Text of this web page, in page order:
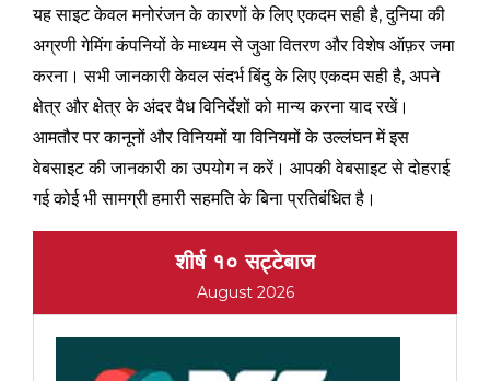
यह साइट केवल मनोरंजन के कारणों के लिए एकदम सही है, दुनिया की
अग्रणी गेमिंग कंपनियों के माध्यम से जुआ वितरण और विशेष ऑफ़र जमा
करना। सभी जानकारी केवल संदर्भ बिंदु के लिए एकदम सही है, अपने
क्षेत्र और क्षेत्र के अंदर वैध विनिर्देशों को मान्य करना याद रखें।
आमतौर पर कानूनों और विनियमों या विनियमों के उल्लंघन में इस
वेबसाइट की जानकारी का उपयोग न करें। आपकी वेबसाइट से दोहराई
गई कोई भी सामग्री हमारी सहमति के बिना प्रतिबंधित है।
शीर्ष १० सट्टेबाज
August 2026